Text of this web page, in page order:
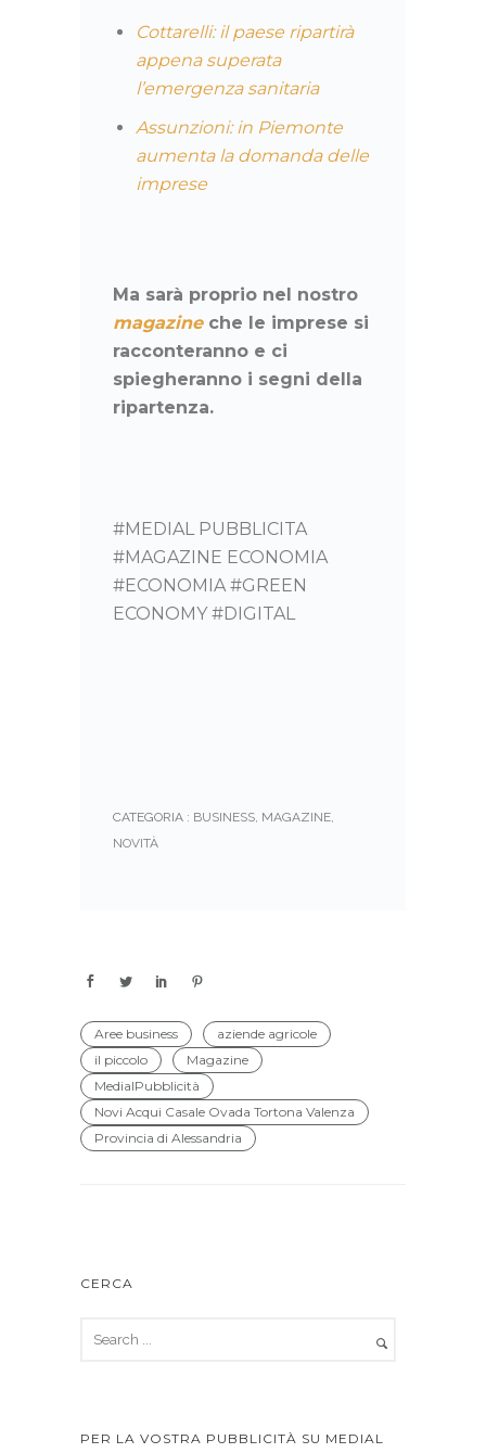
Cottarelli: il paese ripartirà
appena superata
l’emergenza sanitaria
Assunzioni: in Piemonte
aumenta la domanda delle
imprese
Ma sarà proprio nel nostro
magazineche le imprese si
racconteranno e ci
spiegheranno i segni della
ripartenza.
#MEDIAL PUBBLICITA
#MAGAZINE ECONOMIA
#ECONOMIA #GREEN
ECONOMY #DIGITAL
CATEGORIA : BUSINESS, MAGAZINE,
NOVITÀ
Aree business
aziende agricole
il piccolo
Magazine
MedialPubblicità
Novi Acqui Casale Ovada Tortona Valenza
Provincia di Alessandria
CERCA
PER LA VOSTRA PUBBLICITÀ SU MEDIAL